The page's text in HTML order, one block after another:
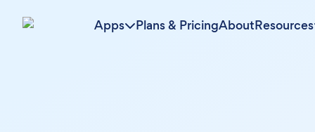
Apps Plans & PricingAboutResources